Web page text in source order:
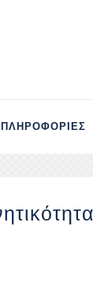
ΠΛΗΡΟΦΟΡΊΕΣ